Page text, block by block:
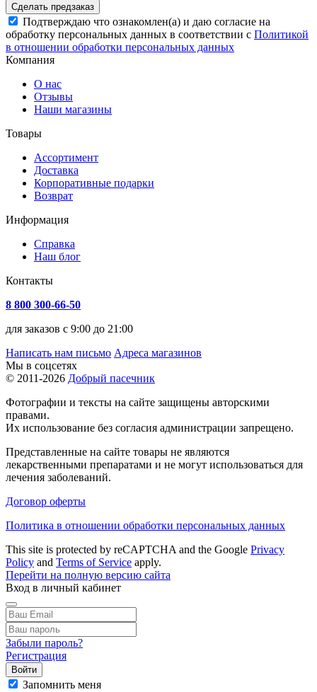
Сделать предзаказ
Подтверждаю что ознакомлен(а) и даю согласие на
обработку персональных данных в соответствии с Политикой
в отношении обработки персональных данных
Компания
О нас
Отзывы
Наши магазины
Товары
Ассортимент
Доставка
Корпоративные подарки
Возврат
Информация
Справка
Наш блог
Контакты
8 800 300-66-50
для заказов с 9:00 до 21:00
Написать нам письмо Адреса магазинов
Мы в соцсетях
© 2011-2026 Добрый пасечник
Фотографии и тексты на сайте защищены авторскими
правами.
Их использование без согласия администрации запрещено.
Представленные на сайте товары не являются
лекарственными препаратами и не могут использоваться для
лечения заболеваний.
Договор оферты
Политика в отношении обработки персональных данных
This site is protected by reCAPTCHA and the Google Privacy
Policy and Terms of Service apply.
Перейти на полную версию сайта
Вход в личный кабинет
Забыли пароль?
Регистрация
Войти
Запомнить меня